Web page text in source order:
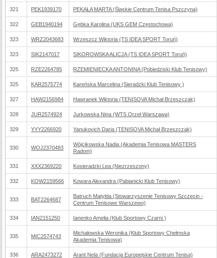
321 PEK1939170 PĘKAŁA MARTA (Śląskie Centrum Tenisa Pszczyna)
322 GEB1940194 Gębka Karolina (UKS GEM Częstochowa)
323 WRZ2043683 Wrzeszcz Wiktoria (TS IDEA SPORT Toruń)
323 SIK2147017 SIKOROWSKA ALICJA (TS IDEA SPORT Toruń)
325 RZE2264785 RZEMIENIECKA ANTONINA (Pobiedziski Klub Tenisowy)
325 KAR2575774 Kareńska Marcelina (Sieradzki Klub Tenisowy )
327 HAW2156984 Hawranek Wiktoria (TENISOVA Michał Brzeszczak)
328 JUR2574924 Jurkowska Nina (WTS Orzeł Warszawa)
329 YYY2266920 Yanukovich Daria (TENISOVA Michał Brzeszczak)
330 WOJ2370483
Wójcikowska Nadia (Akademia Tenisowa MASTERS
Radom)
331 XXX2369220 Kosieradzki Lea (Niezrzeszony)
332 KOW2159566 Kowara Alexandra (Pabianicki Klub Tenisowy)
333 BAT2264687
Batruch Matylda (Stowarzyszenie Tenisowy Szczecin -
Centrum Tenisowe Warszewo)
334 IAN2151250 Ianenko Amelia (Klub Sportowy Czarni )
335 MIC2574743
Michałowska Weronika (Klub Sportowy Chełmska
Akademia Tenisowa)
336 ARA2473272 Arant Nela (Fundacja Europejskie Centrum Tenisa)